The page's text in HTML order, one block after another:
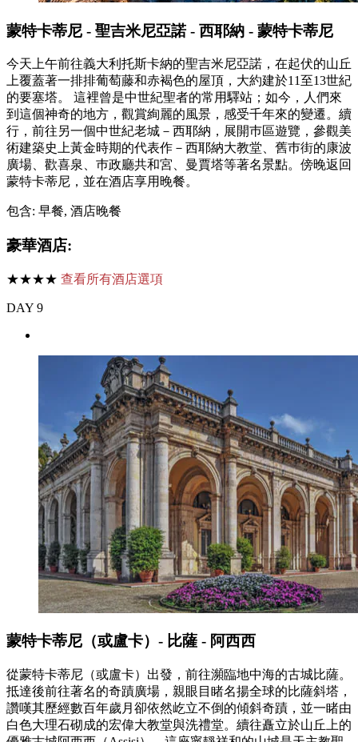
蒙特卡蒂尼 - 聖吉米尼亞諾 - 西耶納 - 蒙特卡蒂尼
今天上午前往義大利托斯卡納的聖吉米尼亞諾，在起伏的山丘
上覆蓋著一排排葡萄藤和赤褐色的屋頂，大約建於11至13世紀
的要塞塔。 這裡曾是中世紀聖者的常用驛站；如今，人們來
到這個神奇的地方，觀賞絢麗的風景，感受千年來的變遷。續
行，前往另一個中世紀老城－西耶納，展開巿區遊覽，參觀美
術建築史上黃金時期的代表作－西耶納大教堂、舊巿街的康波
廣場、歡喜泉、巿政廳共和宮、曼賈塔等著名景點。傍晚返回
蒙特卡蒂尼，並在酒店享用晚餐。
包含: 早餐, 酒店晚餐
豪華酒店:
★★★★ 查看所有酒店選項
DAY 9
蒙特卡蒂尼（或盧卡）- 比薩 - 阿西西
從蒙特卡蒂尼（或盧卡）出發，前往瀕臨地中海的古城比薩。
抵達後前往著名的奇蹟廣場，親眼目睹名揚全球的比薩斜塔，
讚嘆其歷經數百年歲月卻依然屹立不倒的傾斜奇蹟，並一睹由
白色大理石砌成的宏偉大教堂與洗禮堂。續往矗立於山丘上的